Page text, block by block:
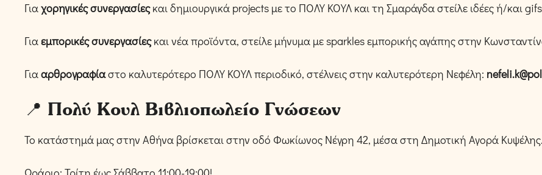
Γιαχορηγικές συνεργασίεςκαι δημιουργικά projects με το ΠΟΛΥ ΚΟΥΛ και τη Σμαράγδα στείλε ιδέες ή/και
Γιαεμπορικές συνεργασίεςκαι νέα προϊόντα, στείλε μήνυμα με sparkles εμπορικής αγάπης στην
Γιααρθρογραφίαστο καλυτερότερο ΠΟΛΥ ΚΟΥΛ περιοδικό, στέλνεις στην καλυτερότερη Νεφέλη:
📍 Πολύ Κουλ Βιβλιοπωλείο Γνώσεων
Το κατάστημά μας στην Αθήνα βρίσκεται στην οδό Φωκίωνος Νέγρη 42, μέσα στη Δημοτική Αγορά Κυψέλης.